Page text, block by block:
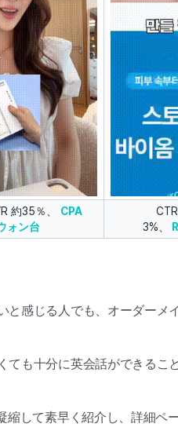
約35％、 CPA
ォン台
3%、
と感じる人でも、オーダーメ
ても十分に英会話ができるこ
縮して素早く紹介し、詳細ペ